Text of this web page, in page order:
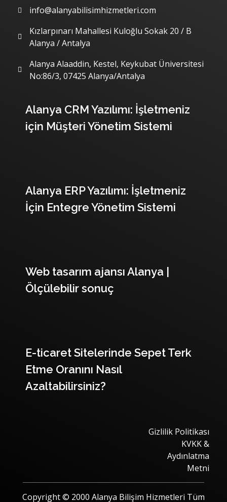
info@alanyabilisimhizmetleri.com
Kızlarpınarı Mahallesi Kuloğlu Sokak 20 / B
Alanya / Antalya
Alanya Alaaddin, Kestel, Keykubat Üniversitesi
No:86/3, 07425 Alanya/Antalya
Alanya CRM Yazılımı: İşletmeniz
için Müşteri Yönetim Sistemi
Alanya ERP Yazılımı: İşletmeniz
İçin Entegre Yönetim Sistemi
Web tasarım ajansı Alanya |
Ölçülebilir sonuç
E-ticaret Sitelerinde Sepet Terk
Etme Oranını Nasıl
Azaltabilirsiniz?
Gizlilik Politikası
KVKK &
Aydınlatma
Metni
Copyright © 2000 Alanya Bilişim Hizmetleri Tüm